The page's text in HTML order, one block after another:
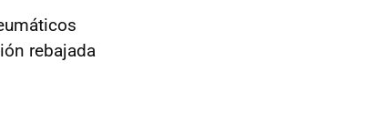
rebajada